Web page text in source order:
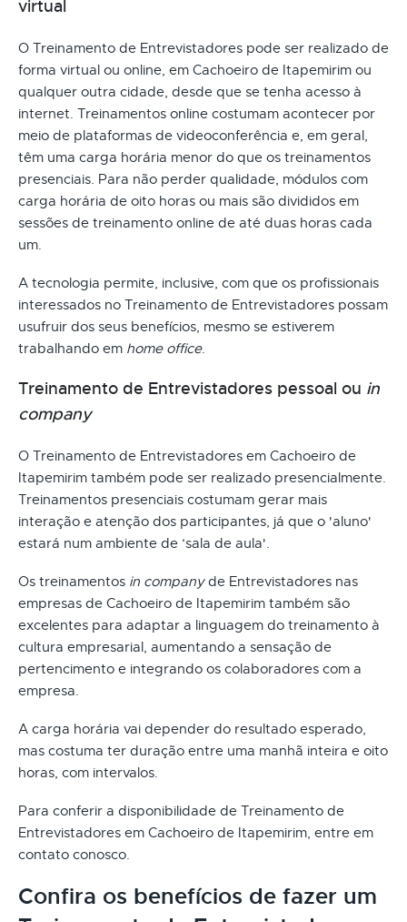
virtual
O Treinamento de Entrevistadores pode ser realizado de
forma virtual ou online, em Cachoeiro de Itapemirim ou
qualquer outra cidade, desde que se tenha acesso à
internet. Treinamentos online costumam acontecer por
meio de plataformas de videoconferência e, em geral,
têm uma carga horária menor do que os treinamentos
presenciais. Para não perder qualidade, módulos com
carga horária de oito horas ou mais são divididos em
sessões de treinamento online de até duas horas cada
um.
A tecnologia permite, inclusive, com que os profissionais
interessados no Treinamento de Entrevistadores possam
usufruir dos seus benefícios, mesmo se estiverem
trabalhando em home office.
Treinamento de Entrevistadores pessoal ou in
company
O Treinamento de Entrevistadores em Cachoeiro de
Itapemirim também pode ser realizado presencialmente.
Treinamentos presenciais costumam gerar mais
interação e atenção dos participantes, já que o 'aluno'
estará num ambiente de ‘sala de aula'.
Os treinamentos in companyde Entrevistadores nas
empresas de Cachoeiro de Itapemirim também são
excelentes para adaptar a linguagem do treinamento à
cultura empresarial, aumentando a sensação de
pertencimento e integrando os colaboradores com a
empresa.
A carga horária vai depender do resultado esperado,
mas costuma ter duração entre uma manhã inteira e oito
horas, com intervalos.
Para conferir a disponibilidade de Treinamento de
Entrevistadores em Cachoeiro de Itapemirim, entre em
contato conosco.
Confira os benefícios de fazer um